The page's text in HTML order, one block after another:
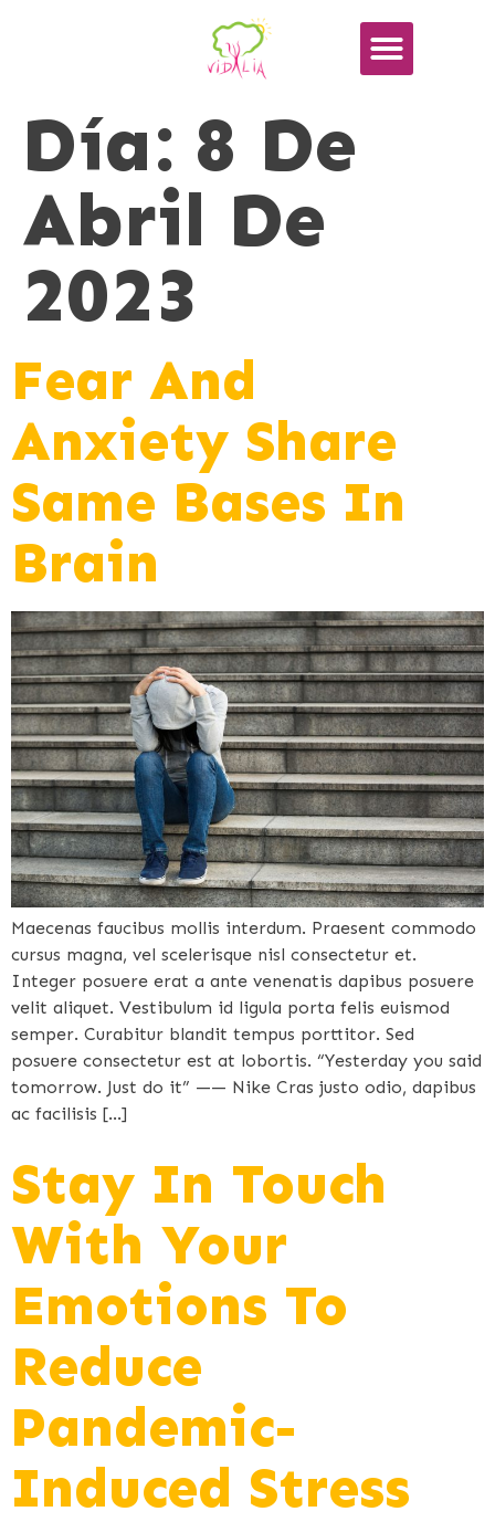
Día: 8 De
Abril De
2023
Fear And
Anxiety Share
Same Bases In
Brain
Maecenas faucibus mollis interdum. Praesent commodo
cursus magna, vel scelerisque nisl consectetur et.
Integer posuere erat a ante venenatis dapibus posuere
velit aliquet. Vestibulum id ligula porta felis euismod
semper. Curabitur blandit tempus porttitor. Sed
posuere consectetur est at lobortis. “Yesterday you said
tomorrow. Just do it” —— Nike Cras justo odio, dapibus
ac facilisis […]
Stay In Touch
With Your
Emotions To
Reduce
Pandemic-
Induced Stress